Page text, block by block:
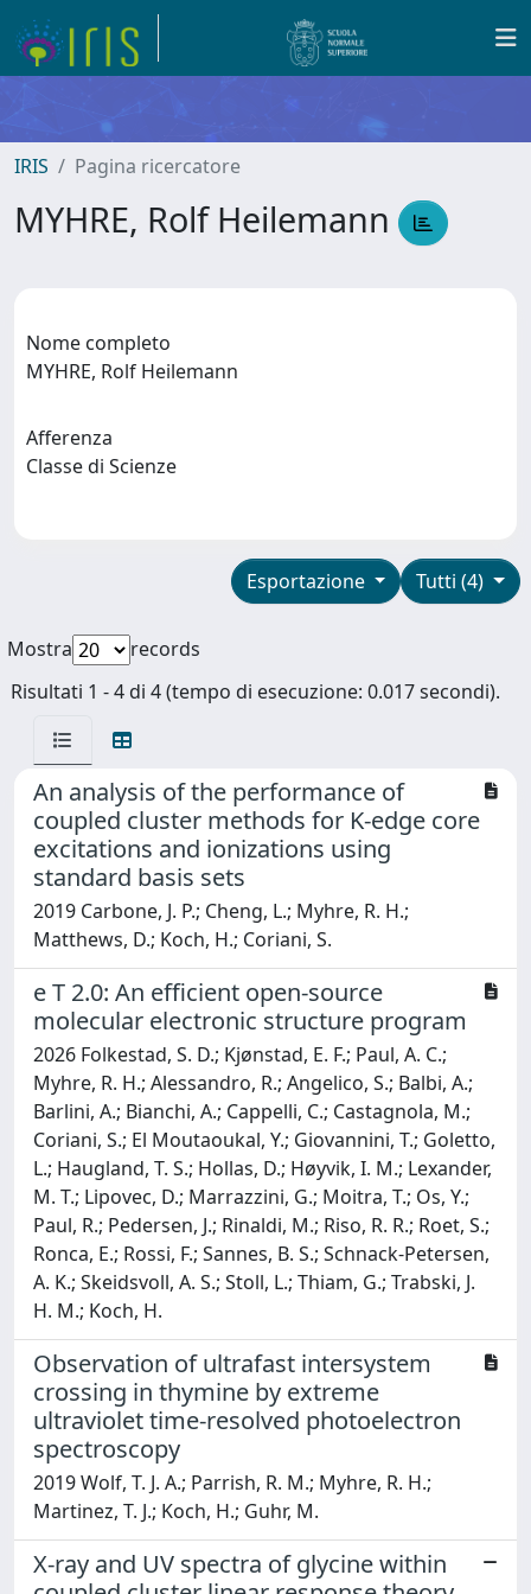
IRIS Pagina ricercatore
MYHRE, Rolf Heilemann
Nome completo
MYHRE, Rolf Heilemann
Afferenza
Classe di Scienze
Tutti (4)
Esportazione
Mostra
records
Risultati 1 - 4 di 4 (tempo di esecuzione: 0.017 secondi).
An analysis of the performance of
coupled cluster methods for K-edge core
excitations and ionizations using
standard basis sets
2019 Carbone, J. P.; Cheng, L.; Myhre, R. H.;
Matthews, D.; Koch, H.; Coriani, S.
e T 2.0: An efficient open-source
molecular electronic structure program
2026 Folkestad, S. D.; Kjønstad, E. F.; Paul, A. C.;
Myhre, R. H.; Alessandro, R.; Angelico, S.; Balbi, A.;
Barlini, A.; Bianchi, A.; Cappelli, C.; Castagnola, M.;
Coriani, S.; El Moutaoukal, Y.; Giovannini, T.; Goletto,
L.; Haugland, T. S.; Hollas, D.; Høyvik, I. M.; Lexander,
M. T.; Lipovec, D.; Marrazzini, G.; Moitra, T.; Os, Y.;
Paul, R.; Pedersen, J.; Rinaldi, M.; Riso, R. R.; Roet, S.;
Ronca, E.; Rossi, F.; Sannes, B. S.; Schnack-Petersen,
A. K.; Skeidsvoll, A. S.; Stoll, L.; Thiam, G.; Trabski, J.
H. M.; Koch, H.
Observation of ultrafast intersystem
crossing in thymine by extreme
ultraviolet time-resolved photoelectron
spectroscopy
2019 Wolf, T. J. A.; Parrish, R. M.; Myhre, R. H.;
Martinez, T. J.; Koch, H.; Guhr, M.
X‑ray and UV spectra of glycine within